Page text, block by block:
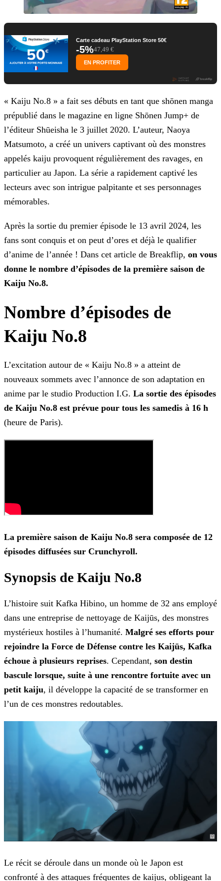
Carte cadeau PlayStation Store 50€
-5%47,49 €
EN PROFITER
« Kaiju No.8 » a fait ses débuts en tant que shōnen manga
prépublié dans le magazine en ligne Shōnen Jump+ de
l’éditeur Shūeisha le 3 juillet 2020. L’auteur, Naoya
Matsumoto, a créé un univers captivant où des monstres
appelés kaiju provoquent régulièrement des ravages, en
particulier au Japon. La série a rapidement captivé les
lecteurs avec son intrigue palpitante et ses personnages
mémorables.
Après la sortie du premier épisode le 13 avril 2024, les
fans sont conquis et on peut d’ores et déjà le qualifier
d’anime de l’année ! Dans cet article de Breakflip, on vous
donne le nombre d’épisodes de la première saison de
Kaiju No.8.
Nombre d’épisodes de
Kaiju No.8
L’excitation autour de « Kaiju No.8 » a atteint de
nouveaux sommets avec l’annonce de son adaptation en
anime par le studio Production I.G. La sortie des épisodes
de Kaiju No.8 est prévue pour tous les samedis à 16 h
(heure de Paris).
La première saison de Kaiju No.8 sera composée de 12
épisodes diffusées sur Crunchyroll.
Synopsis de Kaiju No.8
L’histoire suit Kafka Hibino, un homme de 32 ans employé
dans une entreprise de nettoyage de Kaijūs, des monstres
mystérieux hostiles à l’humanité. Malgré ses efforts pour
rejoindre la Force de Défense contre les Kaijūs, Kafka
échoue à plusieurs reprises. Cependant, son destin
bascule lorsque, suite à une rencontre fortuite avec un
petit kaiju, il développe la capacité de se transformer en
l’un de ces monstres redoutables.
Le récit se déroule dans un monde où le Japon est
confronté à des attaques fréquentes de kaijus, obligeant la